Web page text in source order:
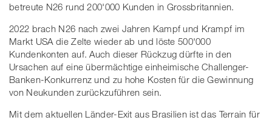
betreute N26 rund 200'000 Kunden in Grossbritannien.
2022 brach N26 nach zwei Jahren Kampf und Krampf im
Markt USA die Zelte wieder ab und löste 500'000
Kundenkonten auf. Auch dieser Rückzug dürfte in den
Ursachen auf eine übermächtige einheimische Challenger-
Banken-Konkurrenz und zu hohe Kosten für die Gewinnung
von Neukunden zurückzuführen sein.
Mit dem aktuellen Länder-Exit aus Brasilien ist das Terrain für